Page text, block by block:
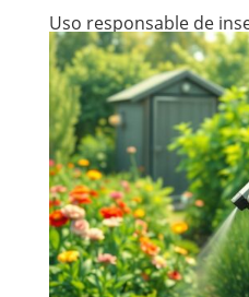
Uso responsable de